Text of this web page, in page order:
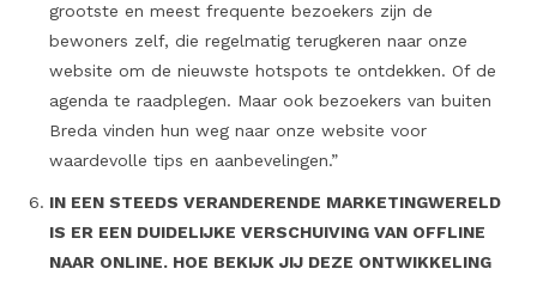
grootste en meest frequente bezoekers zijn de
bewoners zelf, die regelmatig terugkeren naar onze
website om de nieuwste hotspots te ontdekken. Of de
agenda te raadplegen. Maar ook bezoekers van buiten
Breda vinden hun weg naar onze website voor
waardevolle tips en aanbevelingen.”
IN EEN STEEDS VERANDERENDE MARKETINGWERELD
IS ER EEN DUIDELIJKE VERSCHUIVING VAN OFFLINE
NAAR ONLINE. HOE BEKIJK JIJ DEZE ONTWIKKELING